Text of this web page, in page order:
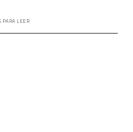
PARA LEER